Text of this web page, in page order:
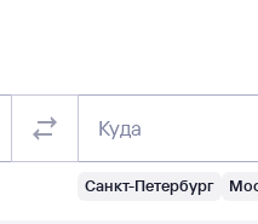
Куда
Санкт-Петербург